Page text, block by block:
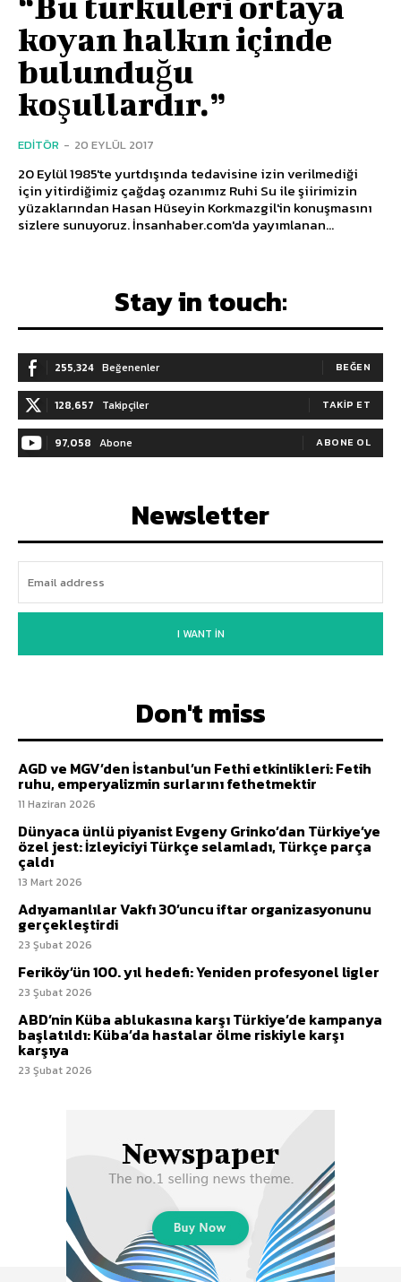
koyan halkın içinde
bulunduğu
koşullardır.”
EDITÖR - 20 EYLÜL 2017
20 Eylül 1985'te yurtdışında tedavisine izin verilmediği
için yitirdiğimiz çağdaş ozanımız Ruhi Su ile şiirimizin
yüzaklarından Hasan Hüseyin Korkmazgil'in konuşmasını
sizlere sunuyoruz. İnsanhaber.com'da yayımlanan...
Stay in touch:
255,324 Beğenenler BEĞEN
128,657 Takipçiler TAKIP ET
97,058 Abone ABONE OL
Newsletter
I WANT IN
Don't miss
AGD ve MGV’den İstanbul’un Fethi etkinlikleri: Fetih
ruhu, emperyalizmin surlarını fethetmektir
11 Haziran 2026
Dünyaca ünlü piyanist Evgeny Grinko’dan Türkiye’ye
özel jest: İzleyiciyi Türkçe selamladı, Türkçe parça
çaldı
13 Mart 2026
Adıyamanlılar Vakfı 30’uncu iftar organizasyonunu
gerçekleştirdi
23 Şubat 2026
Feriköy’ün 100. yıl hedefi: Yeniden profesyonel ligler
23 Şubat 2026
ABD’nin Küba ablukasına karşı Türkiye’de kampanya
başlatıldı: Küba’da hastalar ölme riskiyle karşı
karşıya
23 Şubat 2026